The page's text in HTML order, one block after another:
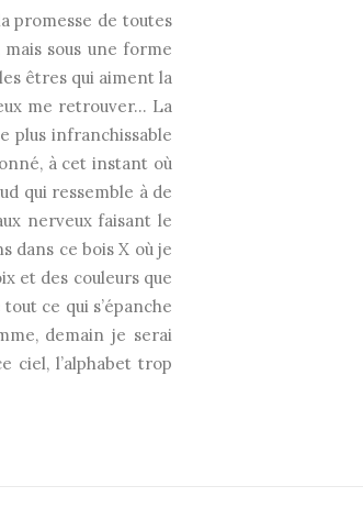
promesse de toutes
mais sous une forme
êtres qui aiment la
me retrouver… La
plus infranchissable
à cet instant où
qui ressemble à de
nerveux faisant le
dans ce bois X où je
et des couleurs que
ce qui s’épanche
demain je serai
ciel, l’alphabet trop